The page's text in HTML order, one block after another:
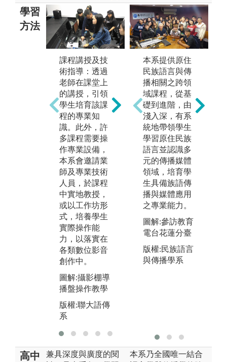
學習
方法
課程講授及技
術指導：透過
老師在課堂上
的講授，引領
學生培育該課
程的專業知
識。此外，許
多課程需要操
作專業設備，
本系會邀請業
師及專業技術
人員，於課程
中實地教授，
或以工作坊形
式，培養學生
實際操作能
力，以落實在
各類數位影音
創作中。
圖解:攝影棚導
播盤操作教學
版權:聯大語傳
系
語言練習：本
系強調本土語
言的學習，多
學習一種語言
就是增加一項
能力，語言的
熟練需要反覆
的練習，經由
高強度的練習
就會達到效
果。
圖解:「講起山
城老故事」展
演
版權:聯大語傳
系
本系提供原住
民族語言與傳
播相關之跨領
域課程，從基
礎到進階，由
淺入深，有系
統地帶領學生
學習原住民族
語言並認識多
元的傳播媒體
領域，培育學
生具備族語傳
播與媒體應用
之專業能力。
圖解:參訪教育
電台花蓮分臺
版權:民族語言
與傳播學系
高中
兼具深度與廣度的閱
本系乃全國唯一結合